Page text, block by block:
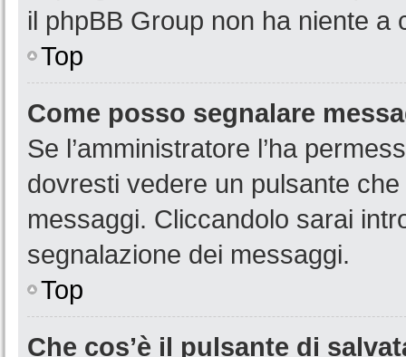
il phpBB Group non ha niente a
Top
Come posso segnalare
Se l’amministratore l’ha
dovresti vedere un pulsante
messaggi. Cliccandolo sarai
segnalazione dei messaggi.
Top
Che cos’è il pulsante di